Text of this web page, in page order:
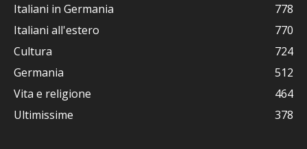
Italiani in Germania
778
Italiani all'estero
770
Cultura
724
Germania
512
Vita e religione
464
Ultimissime
378